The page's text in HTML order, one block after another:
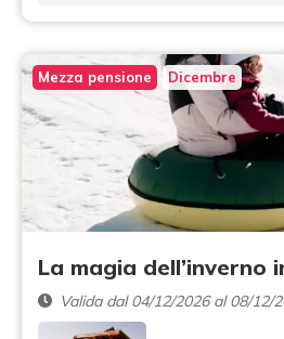
Mezza pensione Dicembre
La magia dell’inverno
Valida dal 04/12/2026 al 08/12/